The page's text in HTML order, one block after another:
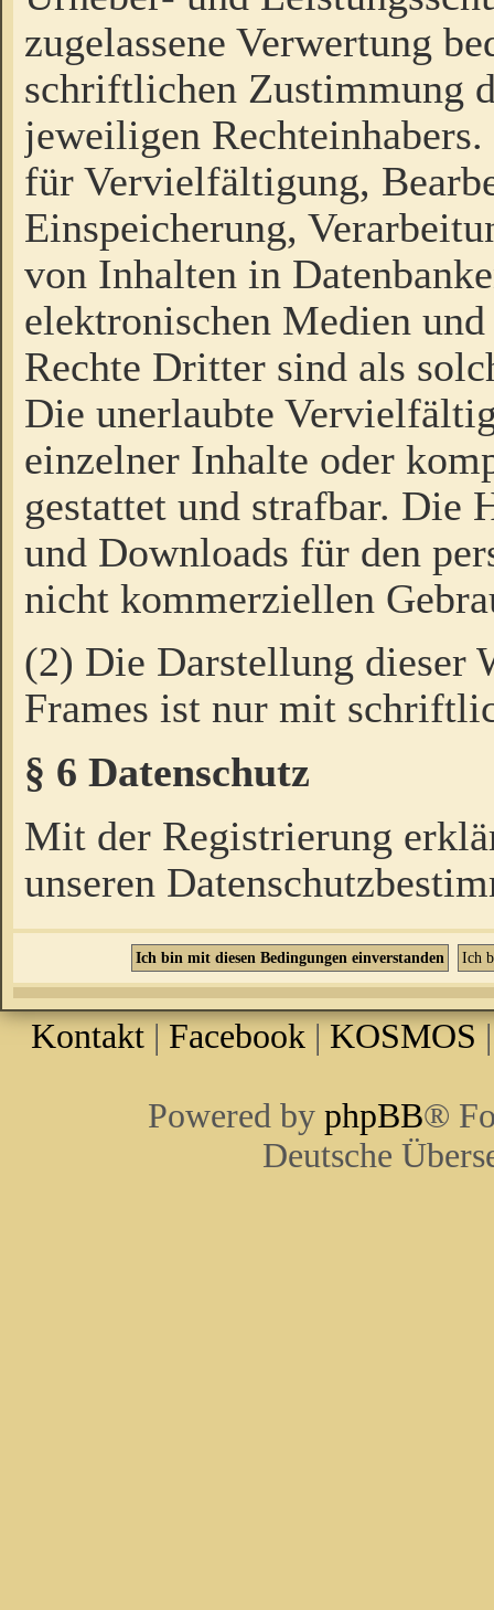
zugelassene Verwertung
schriftlichen Zustimmung
jeweiligen
für Vervielfältigung,
Einspeicherung,
von Inhalten in
elektronischen Medien
Rechte Dritter sind als
Die unerlaubte
einzelner Inhalte oder
gestattet und strafbar. Die
und Downloads für den
nicht kommerziellen
(2) Die Darstellung dieser
Frames ist nur mit
§ 6 Datenschutz
Mit der Registrierung
unseren
Kontakt | Facebook | KOSMOS
Powered by phpBB®
Deutsche